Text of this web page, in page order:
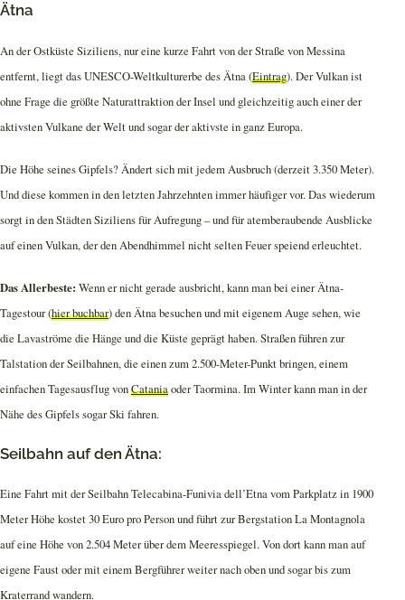
Ätna
An der Ostküste Siziliens, nur eine kurze Fahrt von der Straße von Messina
entfernt, liegt das UNESCO-Weltkulturerbe des Ätna (Eintrag). Der Vulkan ist
ohne Frage die größte Naturattraktion der Insel und gleichzeitig auch einer der
aktivsten Vulkane der Welt und sogar der aktivste in ganz Europa.
Die Höhe seines Gipfels? Ändert sich mit jedem Ausbruch (derzeit 3.350 Meter).
Und diese kommen in den letzten Jahrzehnten immer häufiger vor. Das wiederum
sorgt in den Städten Siziliens für Aufregung – und für atemberaubende Ausblicke
auf einen Vulkan, der den Abendhimmel nicht selten Feuer speiend erleuchtet.
Das Allerbeste: Wenn er nicht gerade ausbricht, kann man bei einer Ätna-
Tagestour (hier buchbar) den Ätna besuchen und mit eigenem Auge sehen, wie
die Lavaströme die Hänge und die Küste geprägt haben. Straßen führen zur
Talstation der Seilbahnen, die einen zum 2.500-Meter-Punkt bringen, einem
einfachen Tagesausflug vonCataniaoder Taormina. Im Winter kann man in der
Nähe des Gipfels sogar Ski fahren.
Seilbahn auf den Ätna:
Eine Fahrt mit der Seilbahn Telecabina-Funivia dell’Etna vom Parkplatz in 1900
Meter Höhe kostet 30 Euro pro Person und führt zur Bergstation La Montagnola
auf eine Höhe von 2.504 Meter über dem Meeresspiegel. Von dort kann man auf
eigene Faust oder mit einem Bergführer weiter nach oben und sogar bis zum
Kraterrand wandern.